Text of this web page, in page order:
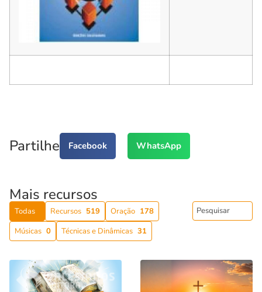
Partilhe Facebook WhatsApp
Mais recursos
Todas Recursos 519 Oração 178
Músicas 0 Técnicas e Dinâmicas 31